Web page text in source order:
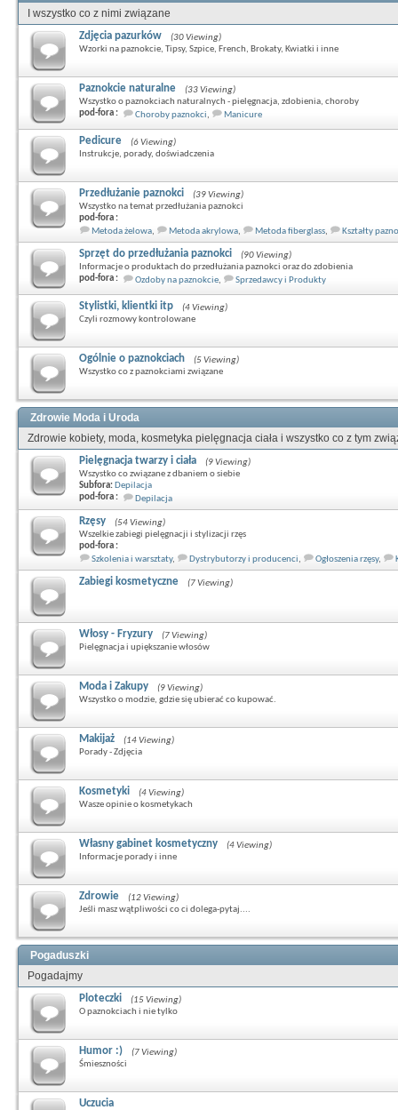
I wszystko co z nimi związane
Zdjęcia pazurków
(30 Viewing)
Wzorki na paznokcie, Tipsy, Szpice, French, Brokaty, Kwiatki i inne
Paznokcie naturalne
(33 Viewing)
Wszystko o paznokciach naturalnych - pielęgnacja, zdobienia, choroby
pod-fora :
Choroby paznokci, Manicure
Pedicure
(6 Viewing)
Instrukcje, porady, doświadczenia
Przedłużanie paznokci
(39 Viewing)
Wszystko na temat przedłużania paznokci
pod-fora :
Metoda żelowa, Metoda akrylowa, Metoda fiberglass, Kształty
Sprzęt do przedłużania paznokci
(90 Viewing)
Informacje o produktach do przedłużania paznokci oraz do zdobienia
pod-fora :
Ozdoby na paznokcie, Sprzedawcy i Produkty
Stylistki, klientki itp
(4 Viewing)
Czyli rozmowy kontrolowane
Ogólnie o paznokciach
(5 Viewing)
Wszystko co z paznokciami związane
Zdrowie Moda i Uroda
Zdrowie kobiety, moda, kosmetyka pielęgnacja ciała i wszystko co z tym
Pielęgnacja twarzy i ciała
(9 Viewing)
Wszystko co związane z dbaniem o siebie
Subfora: Depilacja
pod-fora :
Depilacja
Rzęsy
(54 Viewing)
Wszelkie zabiegi pielęgnacji i stylizacji rzęs
pod-fora :
Szkolenia i warsztaty, Dystrybutorzy i producenci, Ogłoszenia rzęsy,
Zabiegi kosmetyczne (7 Viewing)
Włosy - Fryzury
(7 Viewing)
Pielęgnacja i upiększanie włosów
Moda i Zakupy
(9 Viewing)
Wszystko o modzie, gdzie się ubierać co kupować.
Makijaż
(14 Viewing)
Porady - Zdjęcia
Kosmetyki
(4 Viewing)
Wasze opinie o kosmetykach
Własny gabinet kosmetyczny
(4 Viewing)
Informacje porady i inne
Zdrowie
(12 Viewing)
Jeśli masz wątpliwości co ci dolega-pytaj....
Pogaduszki
Pogadajmy
Ploteczki
(15 Viewing)
O paznokciach i nie tylko
Humor :)
(7 Viewing)
Śmieszności
Uczucia